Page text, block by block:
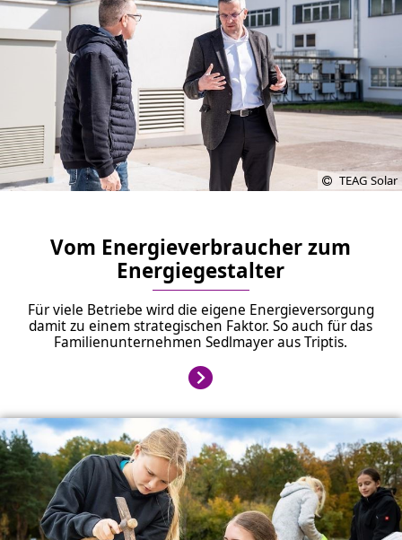
TEAG Solar
Vom Energieverbraucher zum
Energiegestalter
Für viele Betriebe wird die eigene Energieversorgung
damit zu einem strategischen Faktor. So auch für das
Familienunternehmen Sedlmayer aus Triptis.